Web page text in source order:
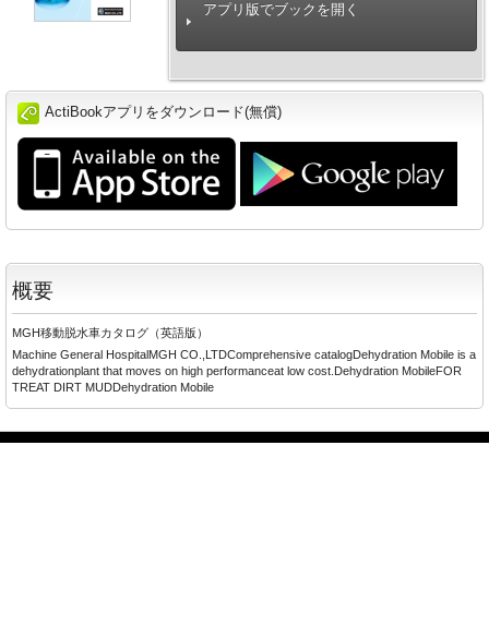
アプリ版でブックを開く
ActiBookアプリをダウンロード(無償)
概要
MGH移動脱水車カタログ（英語版）
Machine General HospitalMGH CO.,LTDComprehensive catalogDehydration Mobile is a
dehydrationplant that moves on high performanceat low cost.Dehydration MobileFOR
TREAT DIRT MUDDehydration Mobile